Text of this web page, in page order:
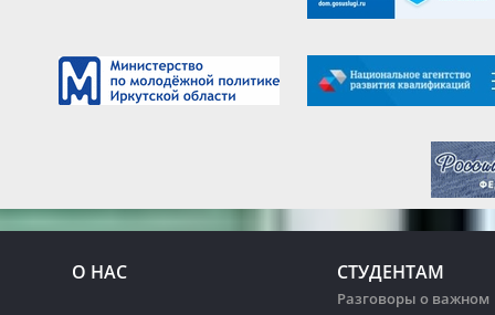
О НАС СТУДЕНТАМ
Разговоры о важном